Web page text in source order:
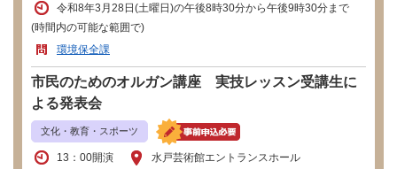
令和8年3月28日(土曜日)の午後8時30分から午後9時30分まで
(時間内の可能な範囲で)
環境保全課
市民のためのオルガン講座 実技レッスン受講生に
よる発表会
文化・教育・スポーツ
13：00開演
水戸芸術館エントランスホール